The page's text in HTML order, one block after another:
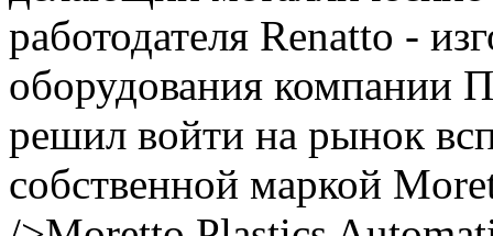
работодателя Renatto -
оборудования компании
решил войти на рынок
собственной маркой